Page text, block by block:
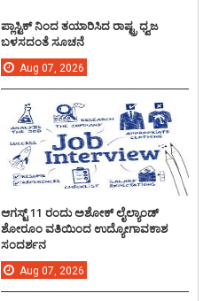
ಪ್ಲಾಸ್ಟಿಕ್ ನಿಂದ ತಯಾರಿಸಿದ ರಾಷ್ಟ್ರ ಧ್ವಜ
ಬಳಸದಂತೆ ಸೂಚನೆ
Aug 07, 2026
ಆಗಸ್ಟ್ 11 ರಂದು ಅಶೋಕ್ ಲೈಲ್ಯಾಂಡ್
ಶೋರೂಂ ವತಿಯಿಂದ ಉದ್ಯೋಗಾವಕಾಶ
ಸಂದರ್ಶನ
Aug 07, 2026